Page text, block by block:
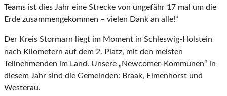
Teams ist dies Jahr eine Strecke von ungefähr 17 mal um die
Erde zusammengekommen – vielen Dank an alle!“
Der Kreis Stormarn liegt im Moment in Schleswig-Holstein
nach Kilometern auf dem 2. Platz, mit den meisten
Teilnehmenden im Land. Unsere „Newcomer-Kommunen“ in
diesem Jahr sind die Gemeinden: Braak, Elmenhorst und
Westerau.